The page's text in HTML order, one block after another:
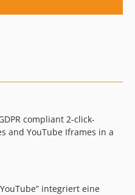
compliant 2-click-
and YouTube Iframes in a
integriert eine